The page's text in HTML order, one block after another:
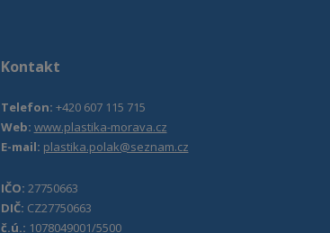
Kontakt
Telefon: +420 607 115 715
Web: www.plastika-morava.cz
E-mail: plastika.polak@seznam.cz
IČO: 27750663
DIČ: CZ27750663
č.ú.: 1078049001/5500